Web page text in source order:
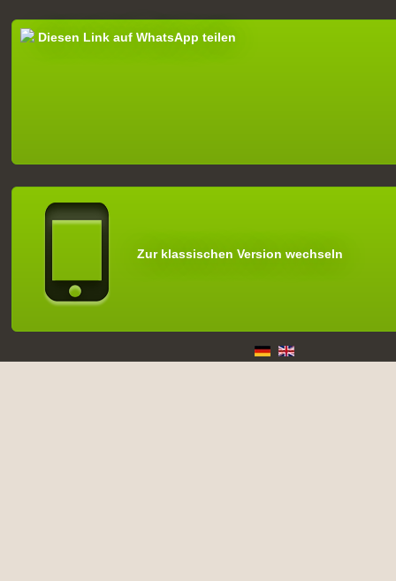
Diesen Link auf WhatsApp teilen
Zur klassischen Version wechseln